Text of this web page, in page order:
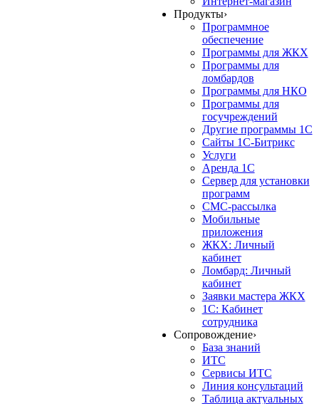
Продукты›
Программное
обеспечение
Программы для ЖКХ
Программы для
ломбардов
Программы для НКО
Программы для
госучреждений
Другие программы 1С
Сайты 1С-Битрикс
Услуги
Аренда 1С
Сервер для установки
программ
СМС-рассылка
Мобильные
приложения
ЖКХ: Личный
кабинет
Ломбард: Личный
кабинет
Заявки мастера ЖКХ
1С: Кабинет
сотрудника
Сопровождение›
База знаний
ИТС
Сервисы ИТС
Линия консультаций
Таблица актуальных